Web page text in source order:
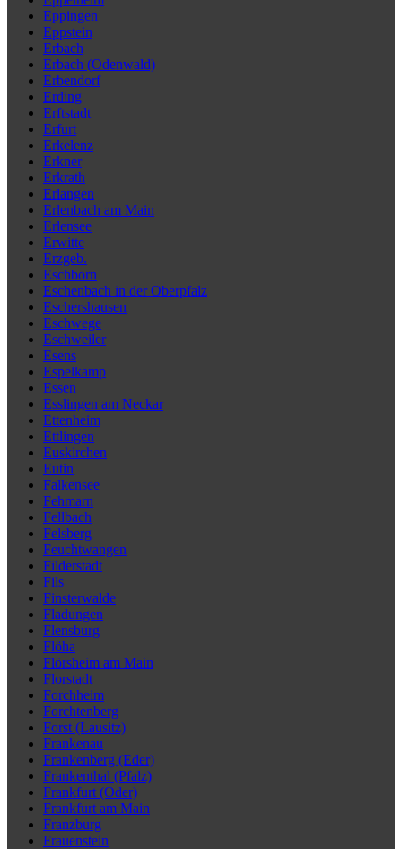
Eppingen
Eppstein
Erbach
Erbach (Odenwald)
Erbendorf
Erding
Erftstadt
Erfurt
Erkelenz
Erkner
Erkrath
Erlangen
Erlenbach am Main
Erlensee
Erwitte
Erzgeb.
Eschborn
Eschenbach in der Oberpfalz
Eschershausen
Eschwege
Eschweiler
Esens
Espelkamp
Essen
Esslingen am Neckar
Ettenheim
Ettlingen
Euskirchen
Eutin
Falkensee
Fehmarn
Fellbach
Felsberg
Feuchtwangen
Filderstadt
Fils
Finsterwalde
Fladungen
Flensburg
Flöha
Flörsheim am Main
Florstadt
Forchheim
Forchtenberg
Forst (Lausitz)
Frankenau
Frankenberg (Eder)
Frankenthal (Pfalz)
Frankfurt (Oder)
Frankfurt am Main
Franzburg
Frauenstein